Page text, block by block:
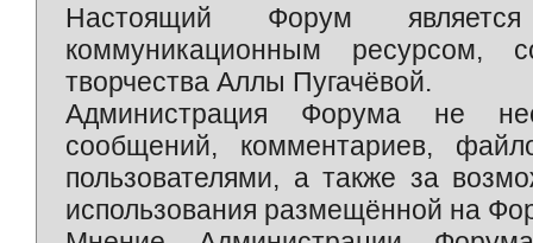
Настоящий Форум является
коммуникационным ресурсом,
творчества Аллы Пугачёвой.
Администрация Форума не
сообщений, комментариев,
пользователями, а также за
использования размещённой на